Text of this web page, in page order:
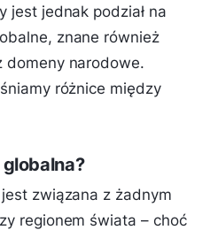
jest jednak podział na
znane również
domeny narodowe.
różnice między
związana z żadnym
regionem świata – choć